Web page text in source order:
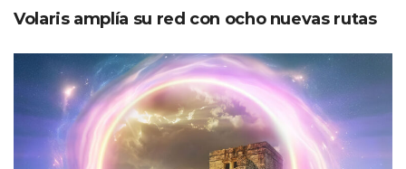
Volaris amplía su red con ocho nuevas rutas